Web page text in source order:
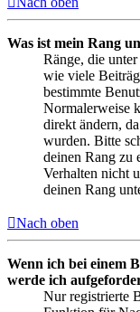
Was ist mein Rang
Ränge, die
wie viele
bestimmte
Normalerweise
direkt ändern,
wurden. Bitte
deinen Rang zu
Verhalten nicht
deinen Rang
Nach oben
Wenn ich bei einem
werde ich
Nur registrierte